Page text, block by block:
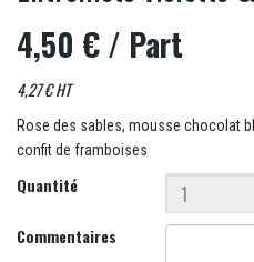
4,50 €/ Part
4,27 € HT
Rose des sables, mousse chocolat
confit de framboises
Quantité
Commentaires